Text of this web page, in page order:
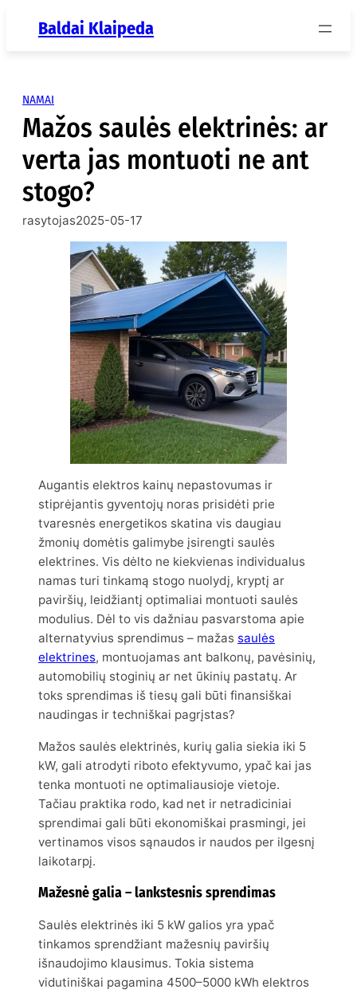
Baldai Klaipeda
NAMAI
Mažos saulės elektrinės: ar
verta jas montuoti ne ant
stogo?
rasytojas2025-05-17
Augantis elektros kainų nepastovumas ir
stiprėjantis gyventojų noras prisidėti prie
tvaresnės energetikos skatina vis daugiau
žmonių domėtis galimybe įsirengti saulės
elektrines. Vis dėlto ne kiekvienas individualus
namas turi tinkamą stogo nuolydį, kryptį ar
paviršių, leidžiantį optimaliai montuoti saulės
modulius. Dėl to vis dažniau pasvarstoma apie
alternatyvius sprendimus – mažas saulės
elektrines, montuojamas ant balkonų, pavėsinių,
automobilių stoginių ar net ūkinių pastatų. Ar
toks sprendimas iš tiesų gali būti finansiškai
naudingas ir techniškai pagrįstas?
Mažos saulės elektrinės, kurių galia siekia iki 5
kW, gali atrodyti riboto efektyvumo, ypač kai jas
tenka montuoti ne optimaliausioje vietoje.
Tačiau praktika rodo, kad net ir netradiciniai
sprendimai gali būti ekonomiškai prasmingi, jei
vertinamos visos sąnaudos ir naudos per ilgesnį
laikotarpį.
Mažesnė galia – lankstesnis sprendimas
Saulės elektrinės iki 5 kW galios yra ypač
tinkamos sprendžiant mažesnių paviršių
išnaudojimo klausimus. Tokia sistema
vidutiniškai pagamina 4500–5000 kWh elektros